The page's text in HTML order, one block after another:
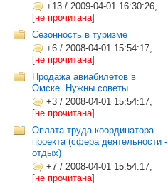
+13 / 2009-04-01 16:30:26,
[не прочитана]
Сезонность в туризме
+6 / 2008-04-01 15:54:17,
[не прочитана]
Продажа авиабилетов в
Омске. Нужны советы.
+3 / 2008-04-01 15:54:17,
[не прочитана]
Оплата труда координатора
проекта (сфера деятельности -
отдых)
+7 / 2008-04-01 15:54:17,
[не прочитана]